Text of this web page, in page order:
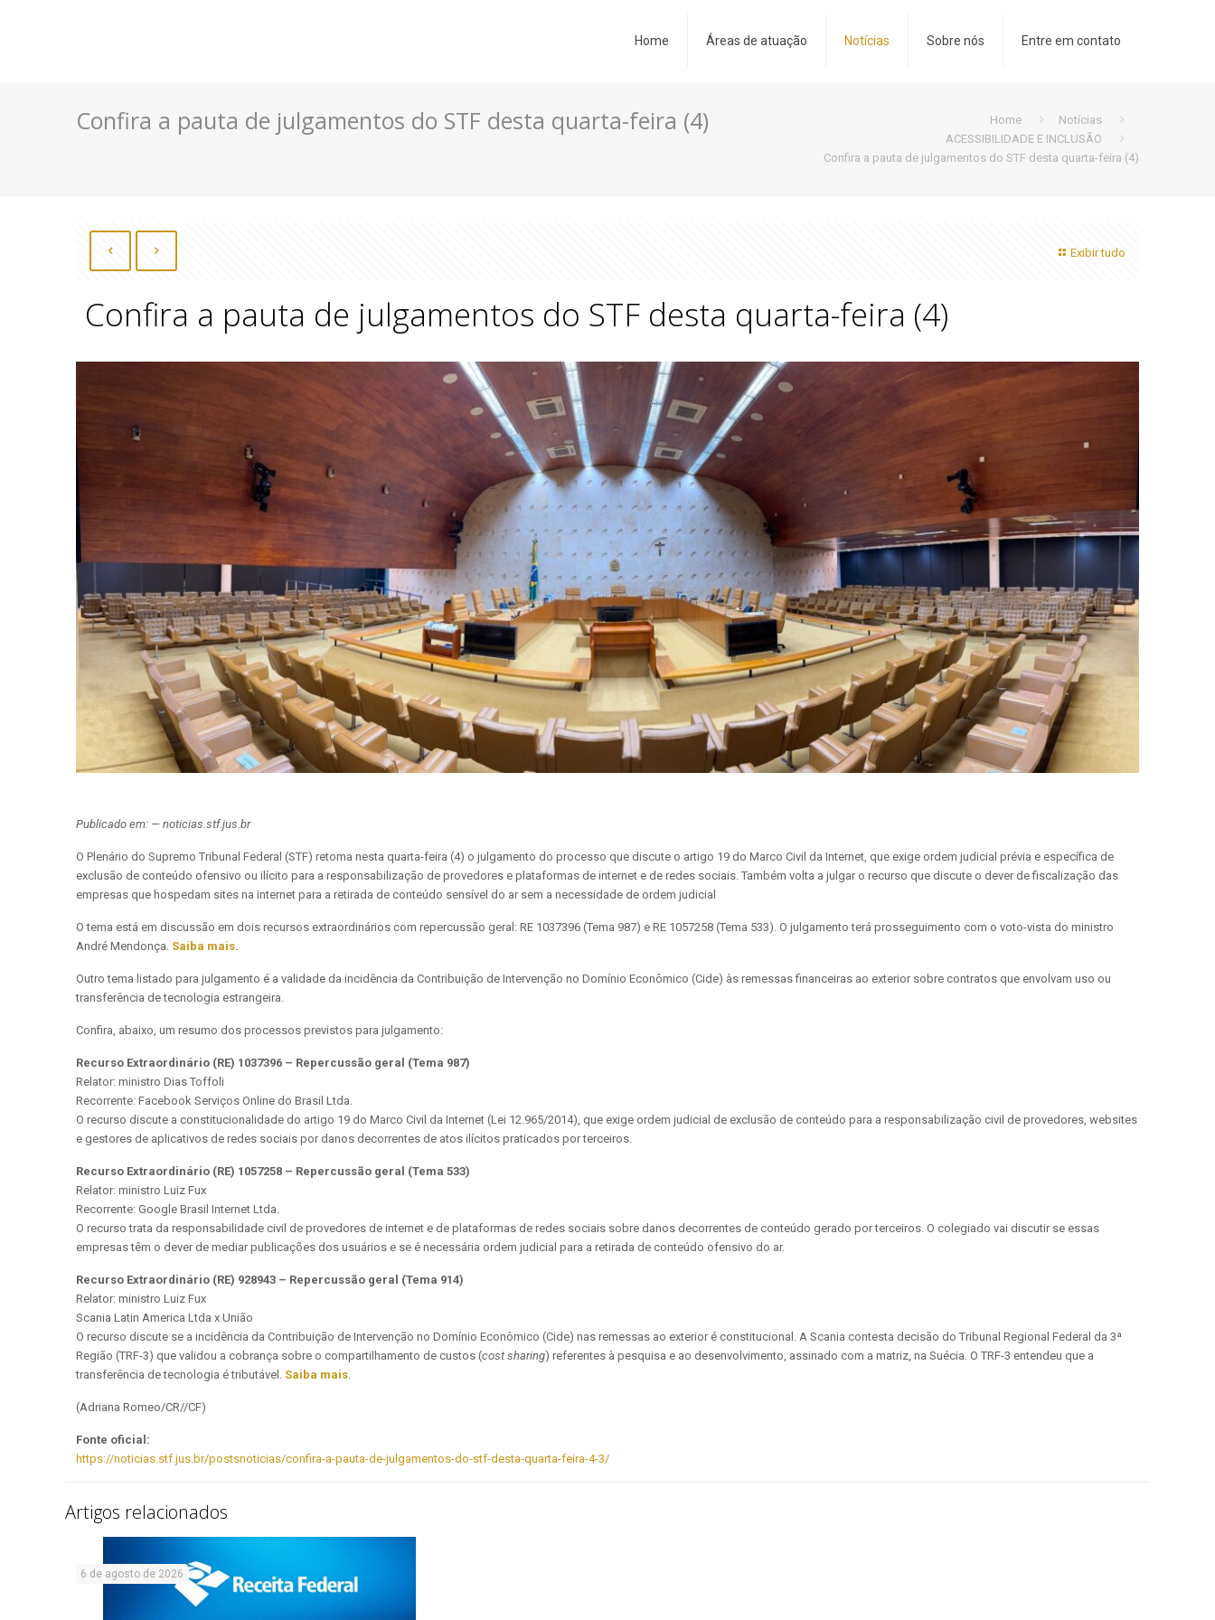
Home Áreas de atuação Notícias Sobre nós Entre em contato
Confira a pauta de julgamentos do STF desta quarta-feira (4) Home
Notícias
ACESSIBILIDADE E INCLUSÃO
Confira a pauta de julgamentos do STF desta quarta-feira (4)
Exibir tudo
Confira a pauta de julgamentos do STF desta quarta-feira (4)
Publicado em: — noticias.stf.jus.br
O Plenário do Supremo Tribunal Federal (STF) retoma nesta quarta-feira (4) o julgamento do processo que discute o artigo 19 do Marco Civil da Internet, que exige ordem judicial prévia e específica de
exclusão de conteúdo ofensivo ou ilícito para a responsabilização de provedores e plataformas de internet e de redes sociais. Também volta a julgar o recurso que discute o dever de fiscalização das
empresas que hospedam sites na internet para a retirada de conteúdo sensível do ar sem a necessidade de ordem judicial
O tema está em discussão em dois recursos extraordinários com repercussão geral: RE 1037396 (Tema 987) e RE 1057258 (Tema 533). O julgamento terá prosseguimento com o voto-vista do ministro
André Mendonça. Saiba mais.
Outro tema listado para julgamento é a validade da incidência da Contribuição de Intervenção no Domínio Econômico (Cide) às remessas financeiras ao exterior sobre contratos que envolvam uso ou
transferência de tecnologia estrangeira.
Confira, abaixo, um resumo dos processos previstos para julgamento:
Recurso Extraordinário (RE) 1037396 – Repercussão geral (Tema 987)
Relator: ministro Dias Toffoli
Recorrente: Facebook Serviços Online do Brasil Ltda.
O recurso discute a constitucionalidade do artigo 19 do Marco Civil da Internet (Lei 12.965/2014), que exige ordem judicial de exclusão de conteúdo para a responsabilização civil de provedores, websites
e gestores de aplicativos de redes sociais por danos decorrentes de atos ilícitos praticados por terceiros.
Recurso Extraordinário (RE) 1057258 – Repercussão geral (Tema 533)
Relator: ministro Luiz Fux
Recorrente: Google Brasil Internet Ltda.
O recurso trata da responsabilidade civil de provedores de internet e de plataformas de redes sociais sobre danos decorrentes de conteúdo gerado por terceiros. O colegiado vai discutir se essas
empresas têm o dever de mediar publicações dos usuários e se é necessária ordem judicial para a retirada de conteúdo ofensivo do ar.
Recurso Extraordinário (RE) 928943 – Repercussão geral (Tema 914)
Relator: ministro Luiz Fux
Scania Latin America Ltda x União
O recurso discute se a incidência da Contribuição de Intervenção no Domínio Econômico (Cide) nas remessas ao exterior é constitucional. A Scania contesta decisão do Tribunal Regional Federal da 3ª
Região (TRF-3) que validou a cobrança sobre o compartilhamento de custos (cost sharing) referentes à pesquisa e ao desenvolvimento, assinado com a matriz, na Suécia. O TRF-3 entendeu que a
transferência de tecnologia é tributável. Saiba mais.
(Adriana Romeo/CR//CF)
Fonte oficial:
https://noticias.stf.jus.br/postsnoticias/confira-a-pauta-de-julgamentos-do-stf-desta-quarta-feira-4-3/
Artigos relacionados
6 de agosto de 2026